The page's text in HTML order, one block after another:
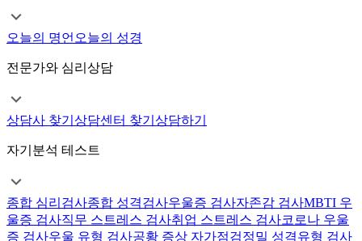
오늘의 명언 오늘의 성경
전문가와 심리상담
상담사 찾기 상담센터 찾기 상담하기
자기분석 테스트
종합 심리검사종합 성격검사우울증 검사자존감 검사MBTI 우
울증 검사직무 스트레스 검사취업 스트레스 검사코로나 우울
증 검사우울 유형 검사공황 증상 자가점검정밀 성격유형 검사